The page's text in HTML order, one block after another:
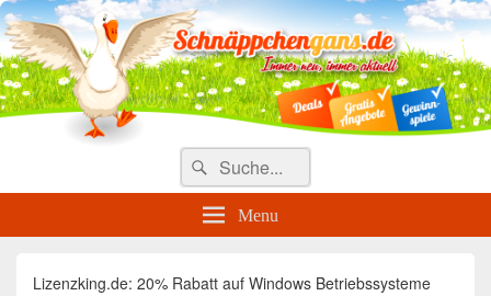
Täglich die besten Gewinnspiele
und Angebote
Search
for:
Suche
Menu
Lizenzking.de: 20% Rabatt auf Windows Betriebssysteme